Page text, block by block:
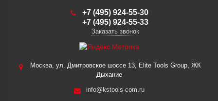
+7 (495) 924-55-30
+7 (495) 924-55-33
Заказать звонок
Москва, ул. Дмитровское шоссе 13, Elite Tools Group, ЖК
Дыхание
info@kstools-com.ru